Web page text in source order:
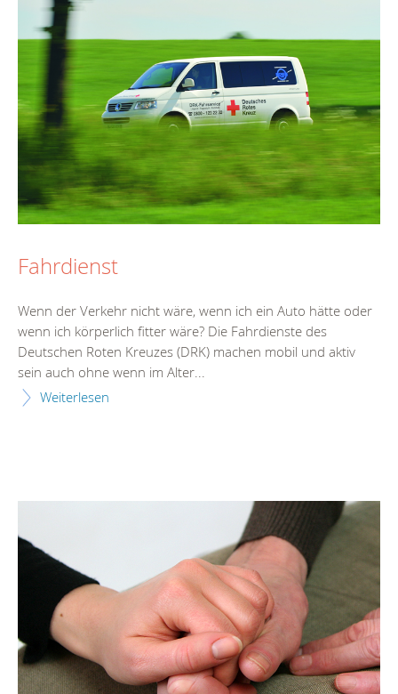
Fahrdienst
Wenn der Verkehr nicht wäre, wenn ich ein Auto hätte oder
wenn ich körperlich fitter wäre? Die Fahrdienste des
Deutschen Roten Kreuzes (DRK) machen mobil und aktiv
sein auch ohne wenn im Alter...
Weiterlesen